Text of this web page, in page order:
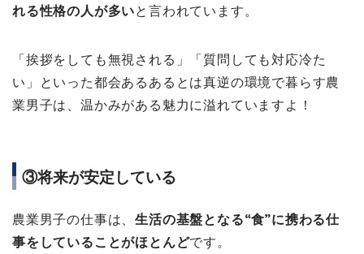
れる性格の人が多いと言われています。
「挨拶をしても無視される」「質問しても対応冷た
い」といった都会あるあるとは真逆の環境で暮らす農
業男子は、温かみがある魅力に溢れていますよ！
③将来が安定している
農業男子の仕事は、生活の基盤となる“食”に携わる仕
事をしていることがほとんどです。